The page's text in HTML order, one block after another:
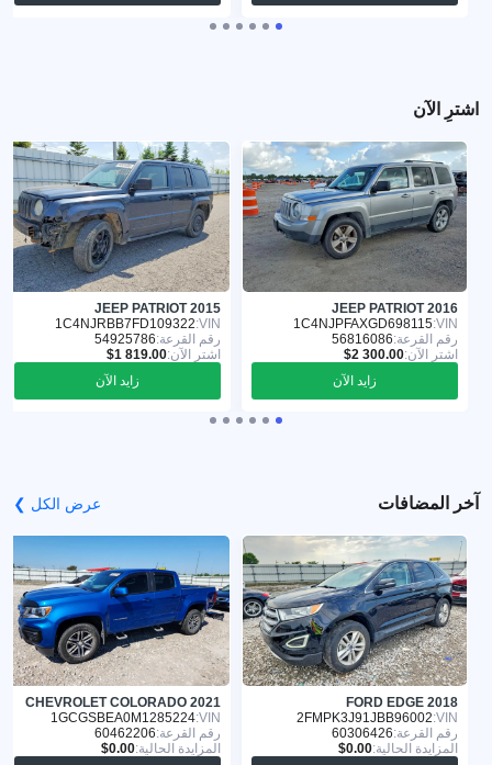
اشترِ الآن
JEEP PATRIOT 2016
VIN:
1C4NJPFAXGD698115
رقم القرعة:56816086
اشترِ الآن:
زايد الآن
JEEP PATRIOT 2015
VIN:
1C4NJRBB7FD109322
رقم القرعة:54925786
اشترِ الآن:
زايد الآن
آخر المضافات عرض الكل ❯
FORD EDGE 2018
VIN:
2FMPK3J91JBB96002
رقم القرعة:60306426
المزايدة الحالية:
CHEVROLET COLORADO 2021
VIN:
1GCGSBEA0M1285224
رقم القرعة:60462206
المزايدة الحالية: